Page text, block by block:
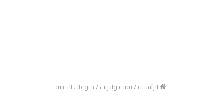
الرئيسية/تقنية وإنترنت/منوعات التقنية